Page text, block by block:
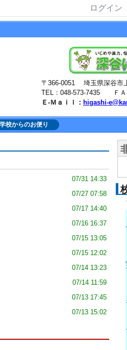
ログイン
〒366-0051 埼玉県深
TEL：048-573-7435 ＦＡ
Ｅ-Ｍａｉｌ： higashi-
学校からのお便り
07/31 14:33
07/27 07:58
07/17 14:40
07/16 16:37
07/15 13:05
07/15 12:02
07/14 13:23
07/14 11:59
07/13 17:45
07/13 15:02